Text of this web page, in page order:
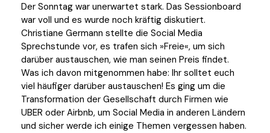
Der Sonntag war unerwartet stark. Das Sessionboard
war voll und es wurde noch kräftig diskutiert.
Christiane Germann stellte die Social Media
Sprechstunde vor, es trafen sich »Freie«, um sich
darüber austauschen, wie man seinen Preis findet.
Was ich davon mitgenommen habe: Ihr solltet euch
viel häufiger darüber austauschen! Es ging um die
Transformation der Gesellschaft durch Firmen wie
UBER oder Airbnb, um Social Media in anderen Ländern
und sicher werde ich einige Themen vergessen haben.